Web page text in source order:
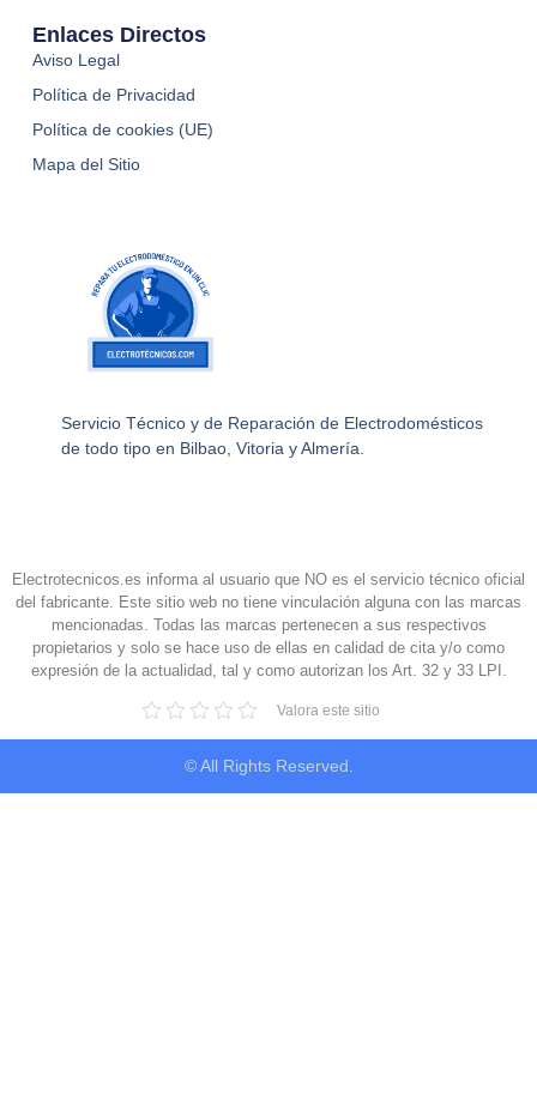
Servicio Técnico y de Reparación de Electrodomésticos
de todo tipo en Bilbao, Vitoria y Almería.
Enlaces Directos
Aviso Legal
Política de Privacidad
Política de cookies (UE)
Mapa del Sitio
Electrotecnicos.es informa al usuario que NO es el servicio técnico oficial
del fabricante. Este sitio web no tiene vinculación alguna con las marcas
mencionadas. Todas las marcas pertenecen a sus respectivos
propietarios y solo se hace uso de ellas en calidad de cita y/o como
expresión de la actualidad, tal y como autorizan los Art. 32 y 33 LPI.
Valora este sitio
© All Rights Reserved.